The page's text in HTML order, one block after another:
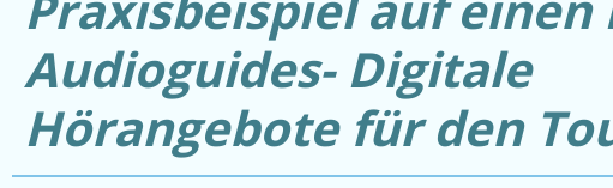
Audioguides- Digitale
Hörangebote für den